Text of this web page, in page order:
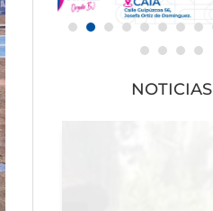
NOTICIAS